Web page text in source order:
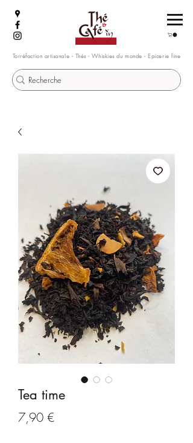
Torréfaction artisanale - Thés - Whiskies du monde - Epicerie fine
Tea time
7,90 €Prix